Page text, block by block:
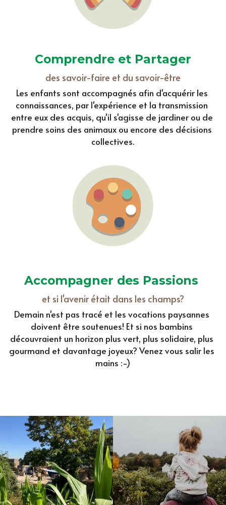
Comprendre et Partager
des savoir-faire et du savoir-être
Les enfants sont accompagnés afin d'acquérir les
connaissances, par l'expérience et la transmission
entre eux des acquis, qu'il s'agisse de jardiner ou de
prendre soins des animaux ou encore des décisions
collectives.
Accompagner des Passions
et si l'avenir était dans les champs?
Demain n'est pas tracé et les vocations paysannes
doivent être soutenues! Et si nos bambins
découvraient un horizon plus vert, plus solidaire, plus
gourmand et davantage joyeux? Venez vous salir les
mains :-)